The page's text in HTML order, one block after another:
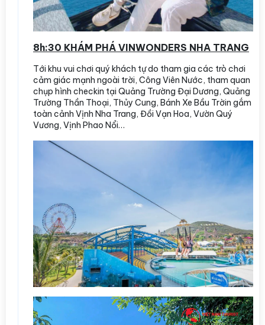
8h:30 KHÁM PHÁ VINWONDERS NHA TRANG
Tới khu vui chơi quý khách tự do tham gia các trò chơi
cảm giác mạnh ngoài trời, Công Viên Nước, tham quan
chụp hình checkin tại Quảng Trường Đại Dương, Quảng
Trường Thần Thoại, Thủy Cung, Bánh Xe Bầu Trờin gắm
toàn cảnh Vịnh Nha Trang, Đồi Vạn Hoa, Vườn Quý
Vương, Vịnh Phao Nổi…